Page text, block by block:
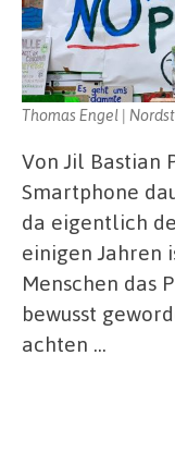
Thomas Engel |
Von Jil Bastian
Smartphone
da eigentlich
einigen Jahren
Menschen das
bewusst
achten …